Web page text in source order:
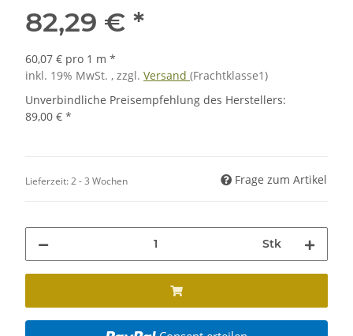
82,29 € *
60,07 € pro 1 m *
inkl. 19% MwSt. , zzgl. Versand (Frachtklasse1)
Unverbindliche Preisempfehlung des Herstellers:
89,00 € *
Lieferzeit:2 - 3 Wochen Frage zum Artikel
Stk